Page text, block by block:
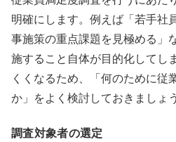
明確にします。例えば「若手社
事施策の重点課題を見極める」
施すること自体が目的化してし
くくなるため、「何のために従
か」をよく検討しておきましょう
調査対象者の選定